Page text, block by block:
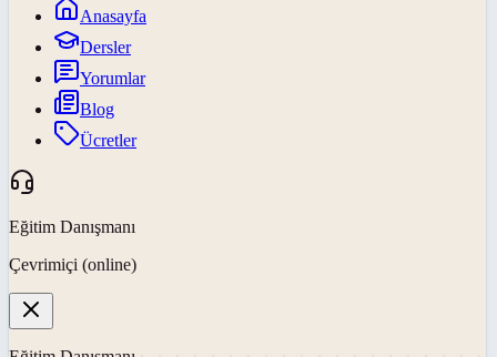
Anasayfa
Dersler
Yorumlar
Blog
Ücretler
Eğitim Danışmanı
Çevrimiçi (online)